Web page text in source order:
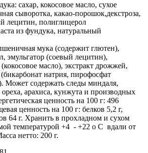
сахар, кокосовое масло, сухое
сыворотка, какао-порошок,декстроза,
лецитин, полиглицерол
из фундука, натуральный
мука (содержит глютен),
эмульгатор (соевый лецитин),
масло), экстракт дрожжей,
натрия, пирофосфат
Может содержать следы миндаля,
арахиса, кунжута и производных
ценность на 100 г: 496
ценность на 100 г: белков 5,2 г,
64 г. Хранить в прохладном и сухом
температурой +4 - +22 о С вдали от
нетто: 200 г.